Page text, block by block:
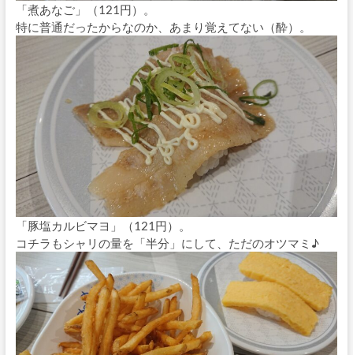
「煮あなご」（121円）。
特に普通だったからなのか、あまり覚えてない（酔）。
「豚塩カルビマヨ」（121円）。
コチラもシャリの量を「半分」にして、ただのオツマミ♪